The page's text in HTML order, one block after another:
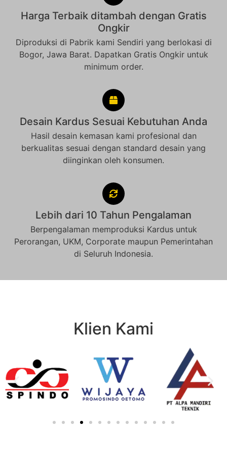
Harga Terbaik ditambah dengan Gratis
Ongkir
Diproduksi di Pabrik kami Sendiri yang berlokasi di
Bogor, Jawa Barat. Dapatkan Gratis Ongkir untuk
minimum order.
Desain Kardus Sesuai Kebutuhan Anda
Hasil desain kemasan kami profesional dan
berkualitas sesuai dengan standard desain yang
diinginkan oleh konsumen.
Lebih dari 10 Tahun Pengalaman
Berpengalaman memproduksi Kardus untuk
Perorangan, UKM, Corporate maupun Pemerintahan
di Seluruh Indonesia.
Klien Kami